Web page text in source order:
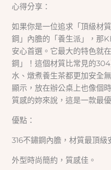
心得分享：
如果你是一位追求「頂級材
鋼」內膽的「養生派」，那
安心首選。它最大的特色就
鋼」！這個材質比常見的
水、燉煮養生茶都更加安全
顯示，放在辦公桌上也像個
質感的妳來說，這是一款最
優點：
316不鏽鋼內膽，材質最頂級
外型時尚簡約，質感佳。